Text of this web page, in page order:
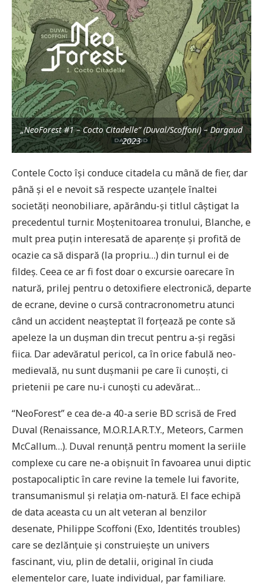
„NeoForest #1 – Cocto Citadelle” (Duval/Scoffoni) – Dargaud
2023
Contele Cocto își conduce citadela cu mână de fier, dar
până și el e nevoit să respecte uzanțele înaltei
societăți neonobiliare, apărându-și titlul câștigat la
precedentul turnir. Moștenitoarea tronului, Blanche, e
mult prea puțin interesată de aparențe și profită de
ocazie ca să dispară (la propriu…) din turnul ei de
fildeș. Ceea ce ar fi fost doar o excursie oarecare în
natură, prilej pentru o detoxifiere electronică, departe
de ecrane, devine o cursă contracronometru atunci
când un accident neașteptat îl forțează pe conte să
apeleze la un dușman din trecut pentru a-și regăsi
fiica. Dar adevăratul pericol, ca în orice fabulă neo-
medievală, nu sunt dușmanii pe care îi cunoști, ci
prietenii pe care nu-i cunoști cu adevărat…
“NeoForest” e cea de-a 40-a serie BD scrisă de Fred
Duval (Renaissance, M.O.R.I.A.R.T.Y., Meteors, Carmen
McCallum…). Duval renunță pentru moment la seriile
complexe cu care ne-a obișnuit în favoarea unui diptic
postapocaliptic în care revine la temele lui favorite,
transumanismul și relația om-natură. El face echipă
de data aceasta cu un alt veteran al benzilor
desenate, Philippe Scoffoni (Exo, Identités troubles)
care se dezlănțuie și construiește un univers
fascinant, viu, plin de detalii, original în ciuda
elementelor care, luate individual, par familiare.